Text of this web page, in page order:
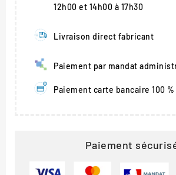
12h00 et 14h00 à 17h30
Livraison direct fabricant
Paiement par mandat
Paiement carte bancaire 100
Paiement